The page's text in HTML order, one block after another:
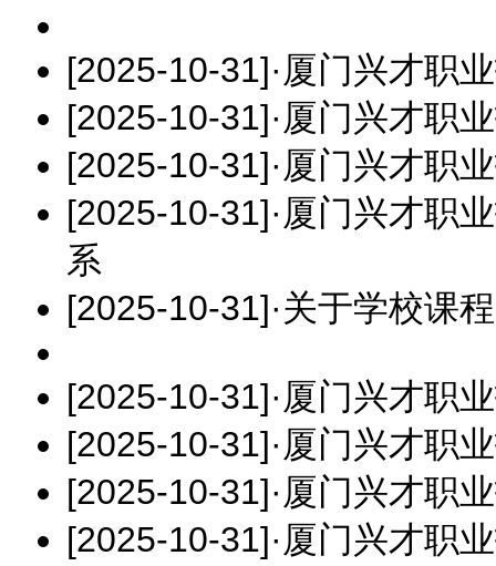
[2025-10-31]· 厦门兴才职
[2025-10-31]· 厦门兴才职
[2025-10-31]· 厦门兴才职
[2025-10-31]· 厦门兴才职
系
[2025-10-31]·关于学校课
[2025-10-31]· 厦门兴才职
[2025-10-31]· 厦门兴才职
[2025-10-31]· 厦门兴才职
[2025-10-31]· 厦门兴才职